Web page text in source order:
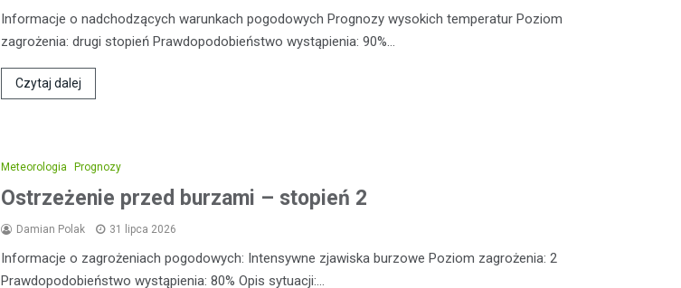
Informacje o nadchodzących warunkach pogodowych Prognozy wysokich temperatur Poziom
zagrożenia: drugi stopień Prawdopodobieństwo wystąpienia: 90%…
Czytaj dalej
Meteorologia Prognozy
Ostrzeżenie przed burzami – stopień 2
Damian Polak 31 lipca 2026
Informacje o zagrożeniach pogodowych: Intensywne zjawiska burzowe Poziom zagrożenia: 2
Prawdopodobieństwo wystąpienia: 80% Opis sytuacji:…